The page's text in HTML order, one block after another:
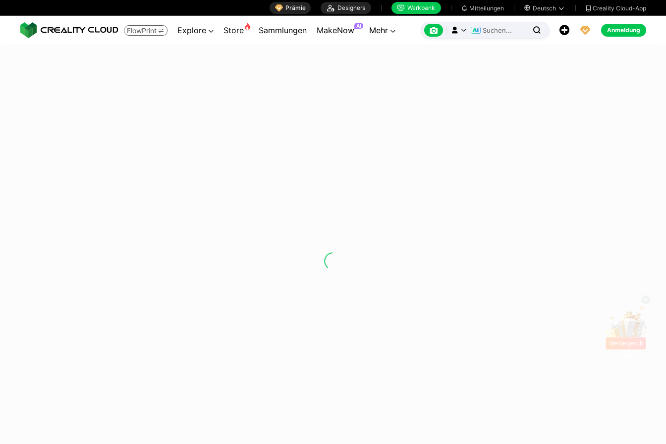
 Prämie  Designers  Werkbank  Mitteilungen  Deutsch   Creality Cloud-App
FlowPrint  Explore  Store Sammlungen MakeNow AI Mehr        Anmeldung
Werbegesch